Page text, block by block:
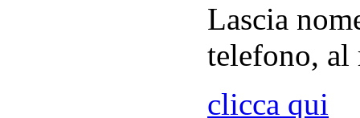
Lascia
telefono, al
clicca qui